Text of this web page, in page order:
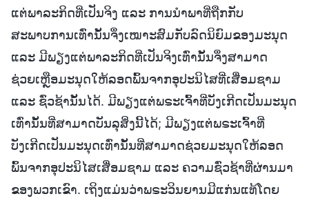
ແຕ່ພາລະກິດທີ່ເປັນຈິງ ແລະ ການນໍາພາທີ່ຖືກກັບ
ສະພາບການເທົ່ານັ້ນຈຶ່ງເໝາະສົມກັບລົດນິຍົມຂອງມະນຸດ
ແລະ ມີພຽງແຕ່ພາລະກິດທີ່ເປັນຈິງເທົ່ານັ້ນຈຶ່ງສາມາດ
ຊ່ວຍເຫຼືອມະນຸດໃຫ້ລອດພົ້ນຈາກອຸປະນິໄສທີ່ເສື່ອມຊາມ
ແລະ ຊົ່ວຊ້ານັ້ນໄດ້. ມີພຽງແຕ່ພຣະເຈົ້າທີ່ບັງເກີດເປັນມະນຸດ
ເທົ່ານັ້ນທີ່ສາມາດບັນລຸສິ່ງນີ້ໄດ້; ມີພຽງແຕ່ພຣະເຈົ້າທີ່
ບັງເກີດເປັນມະນຸດເທົ່ານັ້ນທີ່ສາມາດຊ່ວຍມະນຸດໃຫ້ລອດ
ພົ້ນຈາກອຸປະນິໄສເສື່ອມຊາມ ແລະ ຄວາມຊົ່ວຊ້າທີ່ຜ່ານມາ
ຂອງພວກເຂົາ. ເຖິງແມ່ນວ່າພຣະວິນຍານມີແກ່ນແທ້ໂດຍ